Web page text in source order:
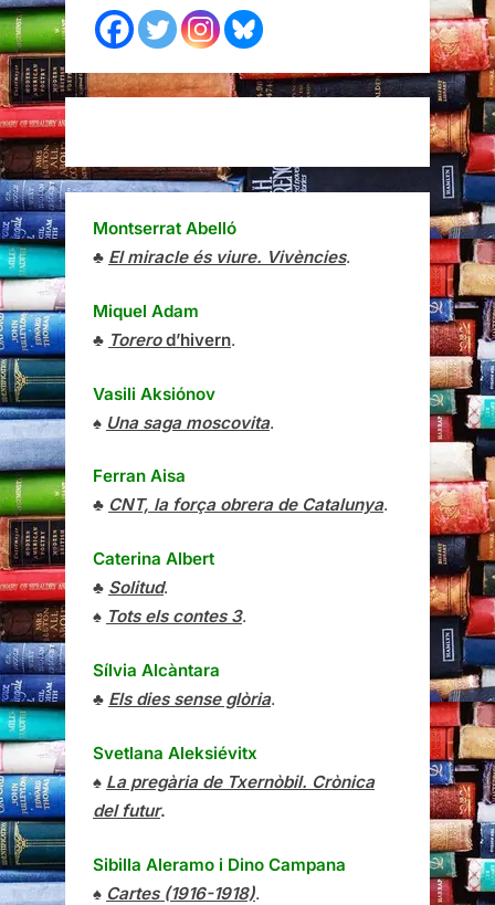
Montserrat Abelló
♣ El miracle és viure. Vivències.
Miquel Adam
♣ Torerod’hivern.
Vasili Aksiónov
♠ Una saga moscovita.
Ferran Aisa
♣ CNT, la força obrera de Catalunya.
Caterina Albert
♣ Solitud.
♠ Tots els contes 3.
Sílvia Alcàntara
♣ Els dies sense glòria.
Svetlana Aleksiévitx
♠ La pregària de Txernòbil. Crònica
del futur.
Sibilla Aleramo i Dino Campana
♠ Cartes (1916-1918).